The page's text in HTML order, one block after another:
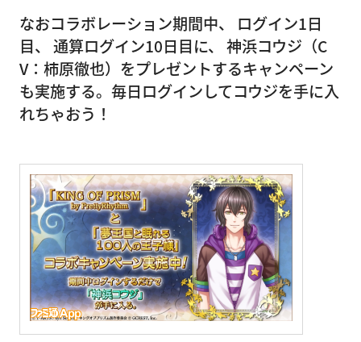
なおコラボレーション期間中、 ログイン1日
目、 通算ログイン10日目に、 神浜コウジ（C
V：柿原徹也）をプレゼントするキャンペーン
も実施する。毎日ログインしてコウジを手に入
れちゃおう！